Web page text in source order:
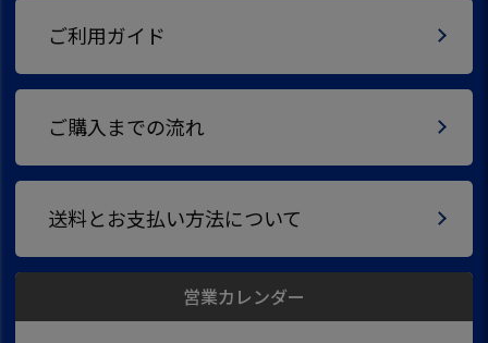
ご利用ガイド
ご購入までの流れ
送料とお支払い方法について
営業カレンダー